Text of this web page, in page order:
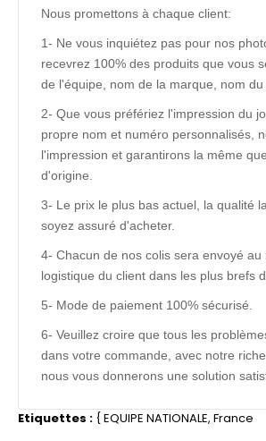
Nous promettons à chaque client:
1- Ne vous inquiétez pas pour nos
recevrez 100% des produits que vous
de l'équipe, nom de la marque, nom du
2- Que vous préfériez l'impression du
propre nom et numéro personnalisés,
l'impression et garantirons la même
d'origine.
3- Le prix le plus bas actuel, la qualité
soyez assuré d'acheter.
4- Chacun de nos colis sera envoyé au
logistique du client dans les plus brefs
5- Mode de paiement 100% sécurisé.
6- Veuillez croire que tous les
dans votre commande, avec notre
nous vous donnerons une solution
Etiquettes : {EQUIPE NATIONALE, France